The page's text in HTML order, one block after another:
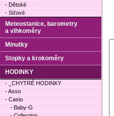
- Dětské
- Síťové
Meteostanice, barometry
a vlhkoměry
Minutky
Stopky a krokoměry
HODINKY
- _CHYTRÉ HODINKY
- Asso
- Casio
- Baby-G